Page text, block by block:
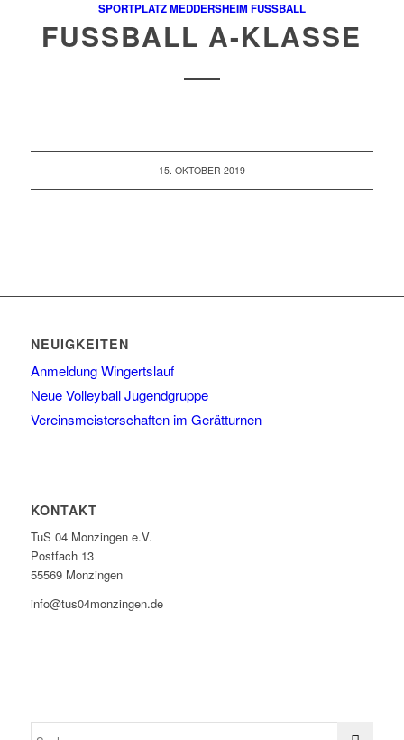
SPORTPLATZ MEDDERSHEIM FUSSBALL
FUSSBALL A-KLASSE
15. OKTOBER 2019
NEUIGKEITEN
Anmeldung Wingertslauf
Neue Volleyball Jugendgruppe
Vereinsmeisterschaften im Gerätturnen
KONTAKT
TuS 04 Monzingen e.V.
Postfach 13
55569 Monzingen
info@tus04monzingen.de